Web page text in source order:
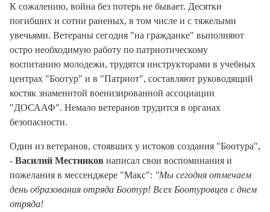
К сожалению, война без потерь не бывает. Десятки
погибших и сотни раненых, в том числе и с тяжелыми
увечьями. Ветераны сегодня "на гражданке" выполняют
остро необходимую работу по патриотическому
воспитанию молодежи, трудятся инструкторами в учебных
центрах "Боотур" и в "Патриот", составляют руководящий
костяк знаменитой военизированной ассоциации
"ДОСААФ". Немало ветеранов трудится в органах
безопасности.
Один из ветеранов, стоявших у истоков создания "Боотура",
- Василий Местников написал свои воспоминания и
пожелания в мессенджере "Макс": "Мы сегодня отмечаем
день образования отряда Боотур! Всех Боотуровцев с днем
отряда!